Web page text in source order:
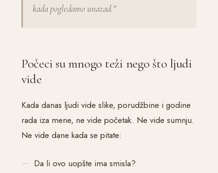
kada pogledamo unazad."
Počeci su mnogo teži nego što ljudi
vide
Kada danas ljudi vide slike, porudžbine i godine
rada iza mene, ne vide početak. Ne vide sumnju.
Ne vide dane kada se pitate:
Da li ovo uopšte ima smisla?